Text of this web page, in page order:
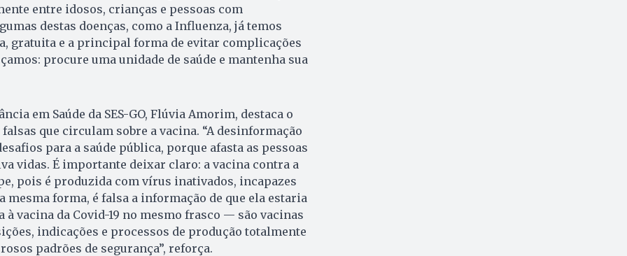
entre idosos, crianças e pessoas com
destas doenças, como a Influenza, já temos
gratuita e a principal forma de evitar complicações
procure uma unidade de saúde e mantenha sua
em Saúde da SES-GO, Flúvia Amorim, destaca o
que circulam sobre a vacina. “A desinformação
para a saúde pública, porque afasta as pessoas
vidas. É importante deixar claro: a vacina contra a
pois é produzida com vírus inativados, incapazes
mesma forma, é falsa a informação de que ela estaria
à vacina da Covid-19 no mesmo frasco — são vacinas
indicações e processos de produção totalmente
padrões de segurança”, reforça.